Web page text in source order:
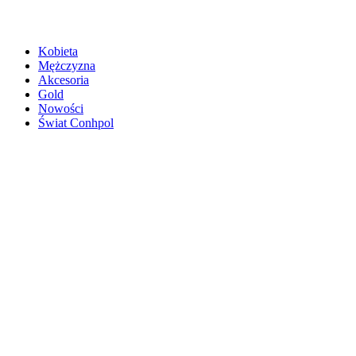
Kobieta
Mężczyzna
Akcesoria
Gold
Nowości
Świat Conhpol